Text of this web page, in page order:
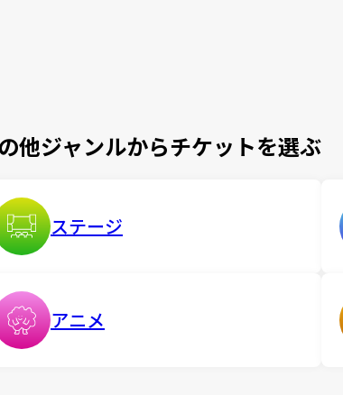
他ジャンルからチケットを選ぶ
ステージ
アニメ